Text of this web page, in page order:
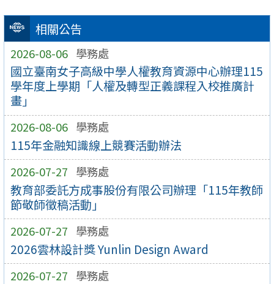
相關公告
2026-08-06 學務處
國立臺南女子高級中學人權教育資源中心辦理115
學年度上學期「人權及轉型正義課程入校推廣計
畫」
2026-08-06 學務處
115年金融知識線上競賽活動辦法
2026-07-27 學務處
教育部委託方成事股份有限公司辦理「115年教師
節敬師徵稿活動」
2026-07-27 學務處
2026雲林設計獎 Yunlin Design Award
2026-07-27 學務處